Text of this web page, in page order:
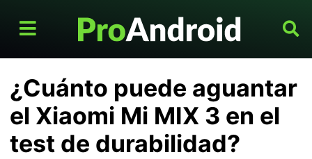
¿Cuánto puede aguantar
el Xiaomi Mi MIX 3 en el
test de durabilidad?